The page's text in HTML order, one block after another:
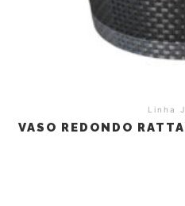
Linha
VASO REDONDO